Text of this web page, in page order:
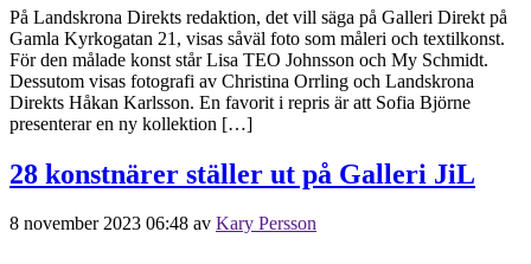
På Landskrona Direkts redaktion, det vill säga på Galleri Direkt på
Gamla Kyrkogatan 21, visas såväl foto som måleri och textilkonst.
För den målade konst står Lisa TEO Johnsson och My Schmidt.
Dessutom visas fotografi av Christina Orrling och Landskrona
Direkts Håkan Karlsson. En favorit i repris är att Sofia Björne
presenterar en ny kollektion […]
28 konstnärer ställer ut på Galleri JiL
8 november 2023 06:48 av Kary Persson